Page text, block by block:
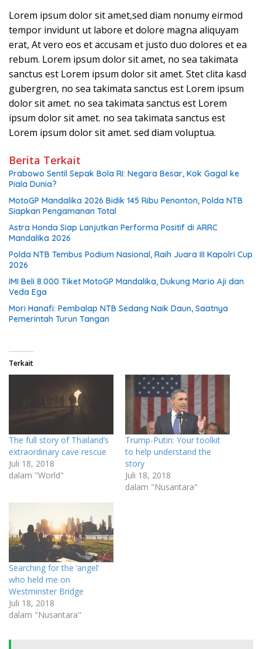
Lorem ipsum dolor sit amet,sed diam nonumy eirmod
tempor invidunt ut labore et dolore magna aliquyam
erat, At vero eos et accusam et justo duo dolores et ea
rebum. Lorem ipsum dolor sit amet, no sea takimata
sanctus est Lorem ipsum dolor sit amet. Stet clita kasd
gubergren, no sea takimata sanctus est Lorem ipsum
dolor sit amet. no sea takimata sanctus est Lorem
ipsum dolor sit amet. no sea takimata sanctus est
Lorem ipsum dolor sit amet. sed diam voluptua.
Berita Terkait
Prabowo Sentil Sepak Bola RI: Negara Besar, Kok Gagal ke
Piala Dunia?
MotoGP Mandalika 2026 Bidik 145 Ribu Penonton, Polda NTB
Siapkan Pengamanan Total
Astra Honda Siap Lanjutkan Performa Positif di ARRC
Mandalika 2026
Polda NTB Tembus Podium Nasional, Raih Juara III Kapolri Cup
2026
IMI Beli 8.000 Tiket MotoGP Mandalika, Dukung Mario Aji dan
Veda Ega
Mori Hanafi: Pembalap NTB Sedang Naik Daun, Saatnya
Pemerintah Turun Tangan
Terkait
The full story of Thailand’s
extraordinary cave rescue
Juli 18, 2018
dalam "World"
Trump-Putin: Your toolkit
to help understand the
story
Juli 18, 2018
dalam "Nusantara"
Searching for the ‘angel’
who held me on
Westminster Bridge
Juli 18, 2018
dalam "Nusantara"